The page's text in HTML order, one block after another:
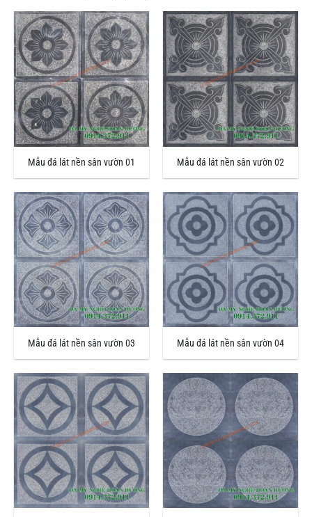
Mẫu đá lát nền sân vườn 01 Mẫu đá lát nền sân vườn 02
Mẫu đá lát nền sân vườn 03 Mẫu đá lát nền sân vườn 04